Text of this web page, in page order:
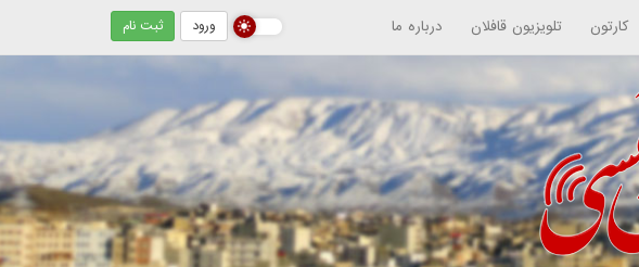
ورود ثبت نام کارتون تلویزیون قافلان درباره ما